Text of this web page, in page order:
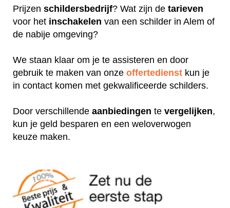
Prijzen schildersbedrijf? Wat zijn de tarieven
voor het inschakelen van een schilder in Alem of
de nabije omgeving?
We staan klaar om je te assisteren en door
gebruik te maken van onze offertedienst kun je
in contact komen met gekwalificeerde schilders.
Door verschillende aanbiedingen te vergelijken,
kun je geld besparen en een weloverwogen
keuze maken.